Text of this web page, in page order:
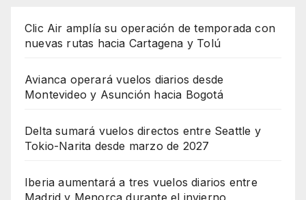
Clic Air amplía su operación de temporada con
nuevas rutas hacia Cartagena y Tolú
Avianca operará vuelos diarios desde
Montevideo y Asunción hacia Bogotá
Delta sumará vuelos directos entre Seattle y
Tokio-Narita desde marzo de 2027
Iberia aumentará a tres vuelos diarios entre